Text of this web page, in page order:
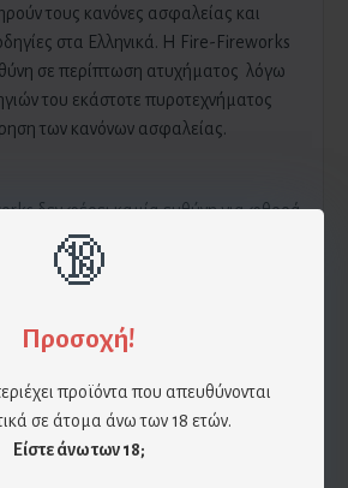
🔞
Προσοχή!
προϊόντα που απευθύνονται
σε άτομα άνω των 18 ετών.
Είστε άνω των 18;
τους κανόνες ασφαλείας και
στα Ελληνικά. Η Fire-Fireworks
σε περίπτωση ατυχήματος λόγω
του εκάστοτε πυροτεχνήματος
των κανόνων ασφαλείας.
δεν φέρει καμία ευθύνη για φθορά
λόγω πτώσης , υγρασίας και βίαιης
το πυροτέχνημα υπό
περιστατικών, παρακαλούμε
τις οδηγίες χρήσης που
πυροτέχνημα , παρόλα αυτά